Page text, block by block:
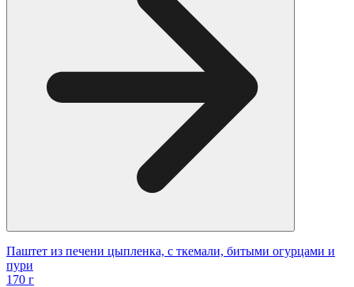
Паштет из печени цыпленка, с ткемали, битыми огурцами и
пури
170 г